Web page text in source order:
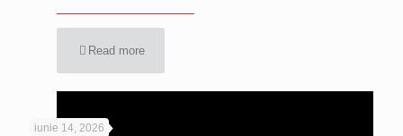
Read more
iunie 14, 2026